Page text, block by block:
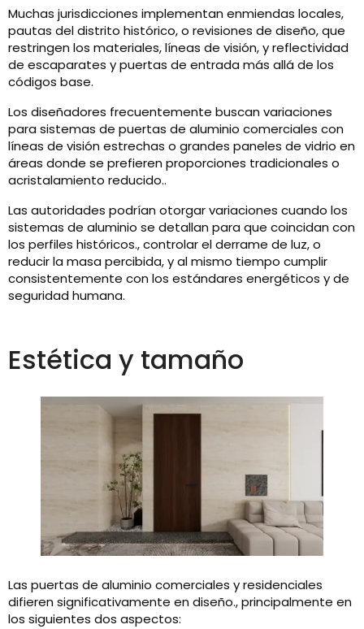
Muchas jurisdicciones implementan enmiendas locales,
pautas del distrito histórico, o revisiones de diseño, que
restringen los materiales, líneas de visión, y reflectividad
de escaparates y puertas de entrada más allá de los
códigos base.
Los diseñadores frecuentemente buscan variaciones
para sistemas de puertas de aluminio comerciales con
líneas de visión estrechas o grandes paneles de vidrio en
áreas donde se prefieren proporciones tradicionales o
acristalamiento reducido..
Las autoridades podrían otorgar variaciones cuando los
sistemas de aluminio se detallan para que coincidan con
los perfiles históricos., controlar el derrame de luz, o
reducir la masa percibida, y al mismo tiempo cumplir
consistentemente con los estándares energéticos y de
seguridad humana.
Estética y tamaño
Las puertas de aluminio comerciales y residenciales
difieren significativamente en diseño., principalmente en
los siguientes dos aspectos: